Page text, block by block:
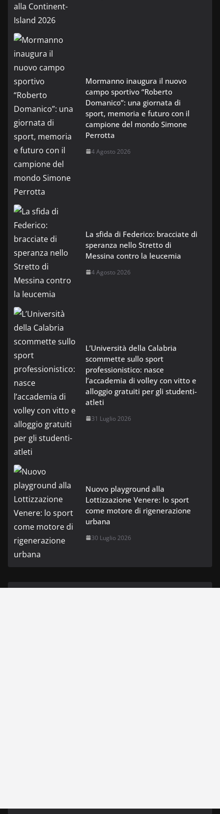
Mormanno inaugura il nuovo
campo sportivo “Roberto
Domanico”: una giornata di
sport, memoria e futuro con il
campione del mondo Simone
Perrotta
4 Agosto 2026
La sfida di Federico: bracciate di
speranza nello Stretto di
Messina contro la leucemia
4 Agosto 2026
L’Università della Calabria
scommette sullo sport
professionistico: nasce
l’accademia di volley con vitto e
alloggio gratuiti per gli studenti-
atleti
31 Luglio 2026
Nuovo playground alla
Lottizzazione Venere: lo sport
come motore di rigenerazione
urbana
30 Luglio 2026